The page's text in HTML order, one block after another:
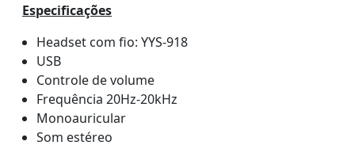
Especificações
Headset com fio: YYS-918
USB
Controle de volume
Frequência 20Hz-20kHz
Monoauricular
Som estéreo